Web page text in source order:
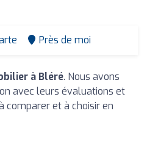
Près de moi
à Bléré. Nous avons
avec leurs évaluations et
comparer et à choisir en